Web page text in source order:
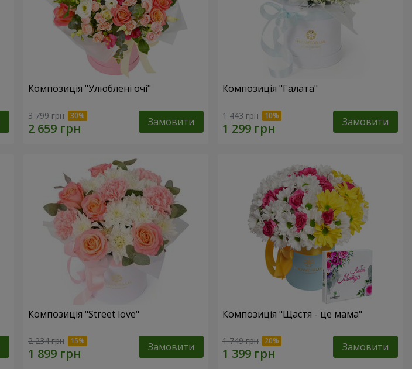
Композиція "Улюблені очі"
3 799 грн Замовити
Композиція "Галата"
1 443 грн Замовити
Композиція "Street love"
2 234 грн Замовити
Композиція "Щастя - це мама"
1 749 грн Замовити